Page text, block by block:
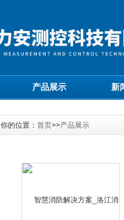
产品展示 新
你的位置： 首页>>产品展示